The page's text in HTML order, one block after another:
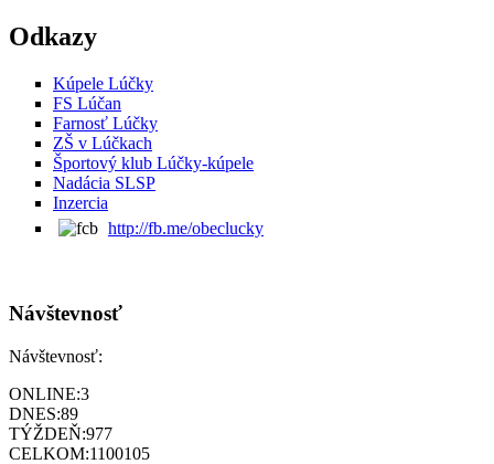
Odkazy
Kúpele Lúčky
FS Lúčan
Farnosť Lúčky
ZŠ v Lúčkach
Športový klub Lúčky-kúpele
Nadácia SLSP
Inzercia
http://fb.me/obeclucky
Návštevnosť
Návštevnosť:
ONLINE:3
DNES:89
TÝŽDEŇ:977
CELKOM:1100105